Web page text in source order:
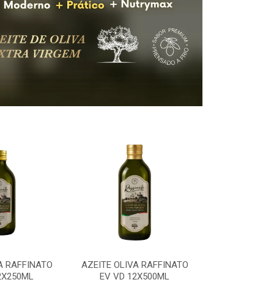
RAFFINATO
AZEITE OLIVA RAFFINATO
EV VD 12X500ML